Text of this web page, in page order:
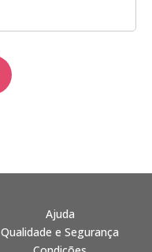
Ajuda
Qualidade e Segurança